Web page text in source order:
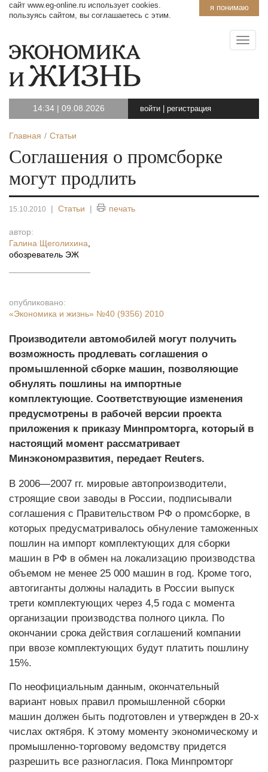
я понимаю
сайт www.eg-online.ru использует cookies.
пользуясь сайтом, вы соглашаетесь с этим.
14:34 | 09.08.2026 войти регистрация
Главная Статьи
Соглашения о промсборке
могут продлить
15.10.2010 | Статьи | печать
автор:
Галина Щеголихина
обозреватель ЭЖ
опубликовано:
«Экономика и жизнь» №40 (9356) 2010
Производители автомобилей могут получить
возможность продлевать соглашения о
промышленной сборке машин, позволяющие
обнулять пошлины на импортные
комплектующие. Соответствующие изменения
предусмотрены в рабочей версии проекта
приложения к приказу Минпромторга, который в
настоящий момент рассматривает
Минэкономразвития, передает Reuters.
В 2006—2007 гг. мировые автопроизводители,
строящие свои заводы в России, подписывали
соглашения с Правительством РФ о промсборке, в
которых предусматривалось обнуление таможенных
пошлин на импорт комплектующих для сборки
машин в РФ в обмен на локализацию производства
объемом не менее 25 000 машин в год. Кроме того,
автогиганты должны наладить в России выпуск
трети комплектующих через 4,5 года с момента
организации производства полного цикла. По
окончании срока действия соглашений компании
при ввозе комплектующих будут платить пошлину
15%.
По неофициальным данным, окончательный
вариант новых правил промышленной сборки
машин должен быть подготовлен и утвержден в 20-х
числах октября. К этому моменту экономическому и
промышленно-торговому ведомству придется
разрешить все разногласия. Пока Минпромторг